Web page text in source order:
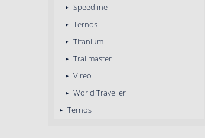
Speedline
Ternos
Titanium
Trailmaster
Vireo
World Traveller
Ternos